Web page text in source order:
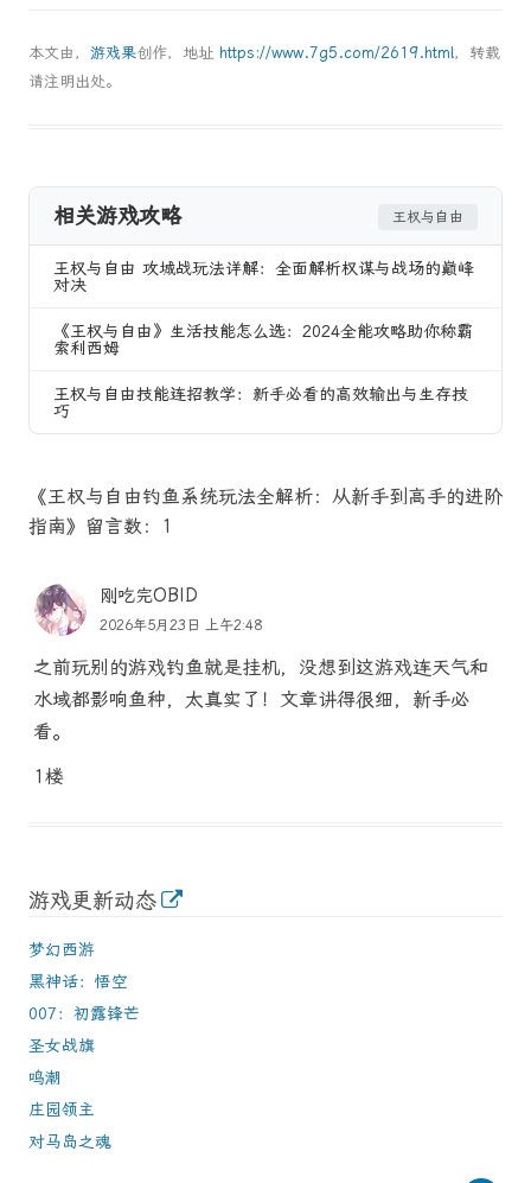
本文由， 游戏果创作，地址 https://www.7g5.com/2619.html，转载
请注明出处。
相关游戏攻略 王权与自由
王权与自由 攻城战玩法详解：全面解析权谋与战场的巅峰
对决
《王权与自由》生活技能怎么选：2024全能攻略助你称霸
索利西姆
王权与自由技能连招教学：新手必看的高效输出与生存技
巧
《王权与自由钓鱼系统玩法全解析：从新手到高手的进阶
指南》留言数：1
刚吃完OBID
2026年5月23日 上午2:48
之前玩别的游戏钓鱼就是挂机，没想到这游戏连天气和
水域都影响鱼种，太真实了！文章讲得很细，新手必
看。
1楼
游戏更新动态
梦幻西游
黑神话：悟空
007：初露锋芒
圣女战旗
鸣潮
庄园领主
对马岛之魂